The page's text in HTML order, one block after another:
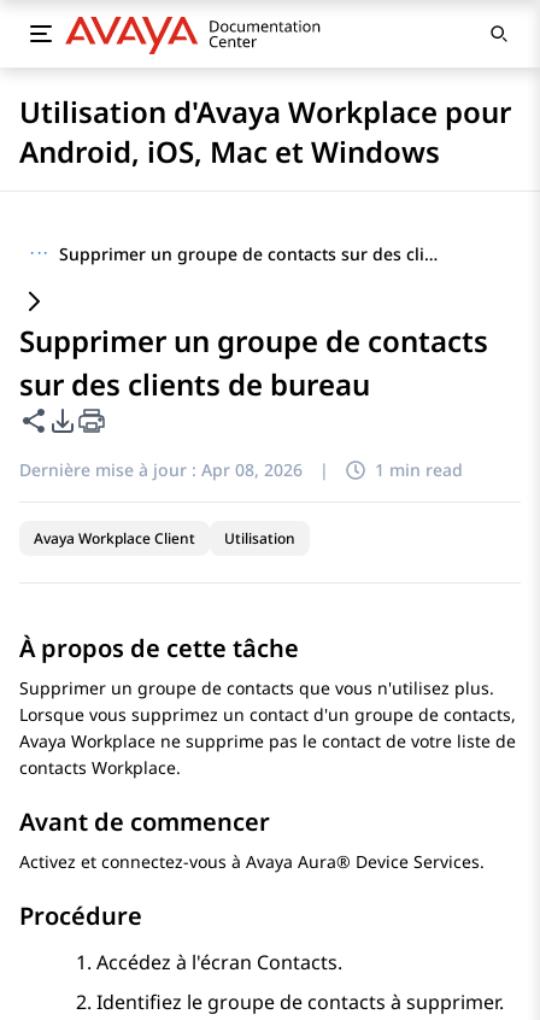
Utilisation d'Avaya Workplace pour
Android, iOS, Mac et Windows
··· Supprimer un groupe de contacts sur des clients de bureau
Supprimer un groupe de contacts
sur des clients de bureau
Partager cette page
Options d'exportation PDF
Dernière mise à jour : Apr 08, 2026 | 1 min read
Avaya Workplace Client Utilisation
À propos de cette tâche
Supprimer un groupe de contacts que vous n'utilisez plus.
Lorsque vous supprimez un contact d'un groupe de contacts,
Avaya Workplace ne supprime pas le contact de votre liste de
contacts Workplace.
Avant de commencer
Activez et connectez-vous à Avaya Aura® Device Services.
Procédure
Accédez à l'écran Contacts.
Identifiez le groupe de contacts à supprimer.